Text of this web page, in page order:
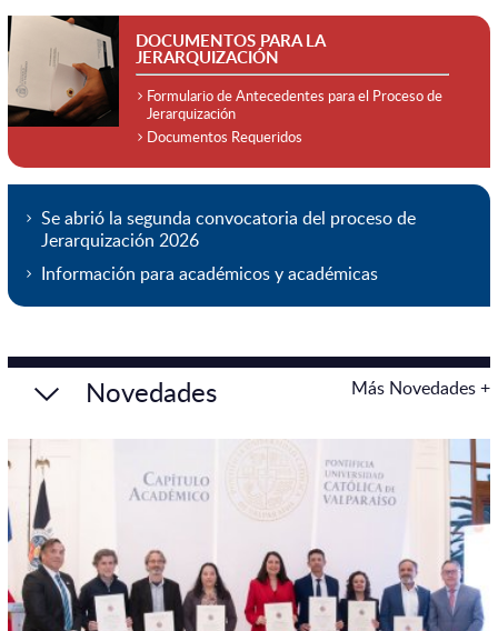
DOCUMENTOS PARA LA
JERARQUIZACIÓN
Formulario de Antecedentes para el Proceso de
Jerarquización
Documentos Requeridos
Se abrió la segunda convocatoria del proceso de
Jerarquización 2026
Información para académicos y académicas
Novedades Más Novedades +